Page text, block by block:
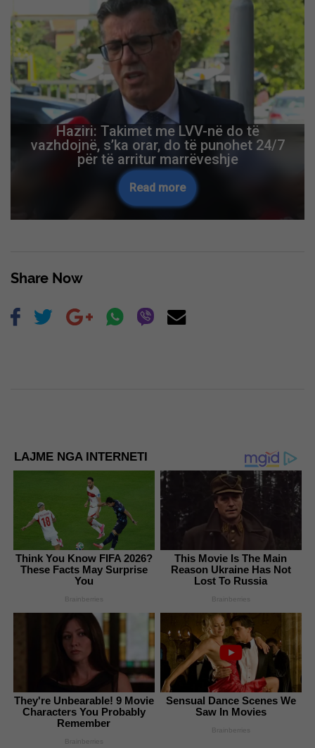
Haziri: Takimet me LVV-në do të
vazhdojnë, s’ka orar, do të punohet 24/7
për të arritur marrëveshje
Read more
Share Now
LAJME NGA INTERNETI
Think You Know FIFA 2026?
These Facts May Surprise
You
Brainberries
This Movie Is The Main
Reason Ukraine Has Not
Lost To Russia
Brainberries
They're Unbearable! 9 Movie
Characters You Probably
Remember
Brainberries
Sensual Dance Scenes We
Saw In Movies
Brainberries